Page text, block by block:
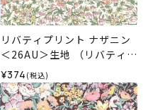
リバティプリント ナザニン
＜26AU＞生地 （リバティ・
ファブリックス）2026SS
¥374 (税込)